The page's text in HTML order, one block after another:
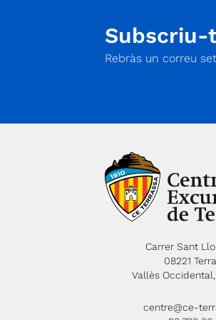
Rebràs un correu
Carrer Sant
08221
Vallès
centre@ce-